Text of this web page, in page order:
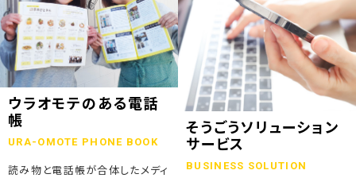
ウラオモテのある電話
帳
URA-OMOTE PHONE BOOK
読み物と電話帳が合体したメディ
そうごうソリューション
サービス
BUSINESS SOLUTION